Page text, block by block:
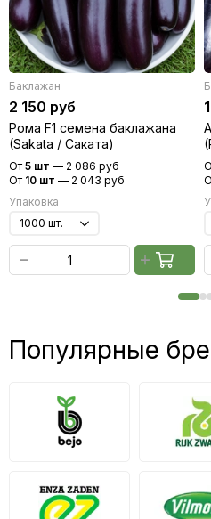
Баклажан
2 150 руб
Рома F1 семена баклажана
(Sakata / Саката)
От 5 шт — 2 086 руб
От 10 шт — 2 043 руб
Упаковка
Популярные